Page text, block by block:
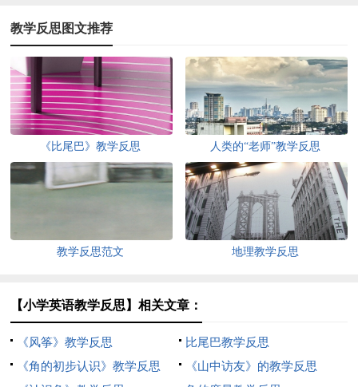
教学反思图文推荐
《比尾巴》教学反思 人类的“老师”教学反思
教学反思范文 地理教学反思
【小学英语教学反思】相关文章：
《风筝》教学反思
比尾巴教学反思
《角的初步认识》教学反思
《山中访友》的教学反思